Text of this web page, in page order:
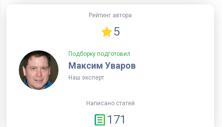
Рейтинг автора
5
Подборку подготовил
Максим Уваров
Наш эксперт
Написано статей
171